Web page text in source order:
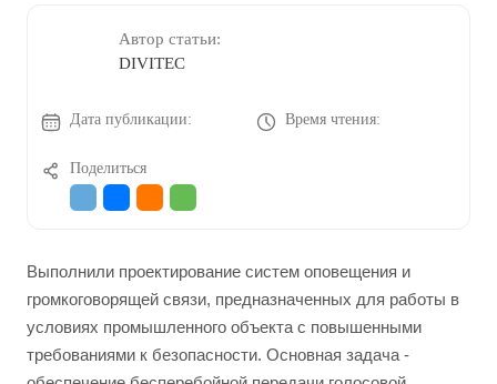
Автор статьи:
DIVITEC
Дата публикации: Время чтения:
Поделиться
Выполнили проектирование систем оповещения и
громкоговорящей связи, предназначенных для работы в
условиях промышленного объекта с повышенными
требованиями к безопасности. Основная задача -